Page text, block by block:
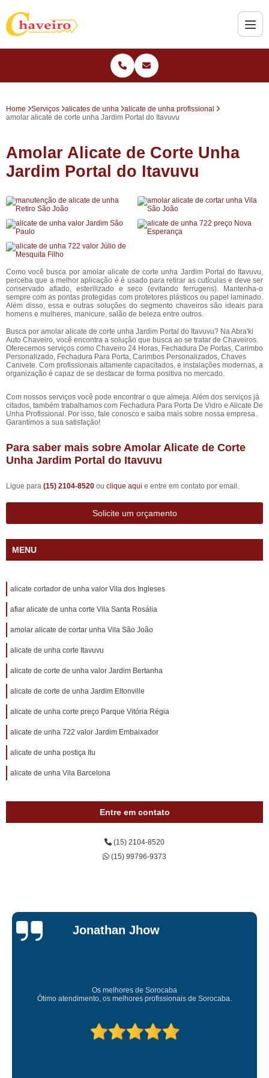
Home Serviços alicates de unha
alicate de unha profissional
amolar alicate de corte unha Jardim Portal do Itavuvu
Amolar Alicate de Corte Unha
Jardim Portal do Itavuvu
Como você busca por amolar alicate de corte unha Jardim Portal do Itavuvu,
perceba que a melhor aplicação é é usado para retirar as cutículas e deve ser
conservado afiado, esterilizado e seco (evitando ferrugens). Mantenha-o
sempre com as pontas protegidas com protetores plásticos ou papel laminado.
Além disso, essa e outras soluções do segmento chaveiros são ideais para
homens e mulheres, manicure, salão de beleza entre outros.
Busca por amolar alicate de corte unha Jardim Portal do Itavuvu? Na Abra'ki
Auto Chaveiro, você encontra a solução que busca ao se tratar de Chaveiros.
Oferecemos serviços como Chaveiro 24 Horas, Fechadura De Portas, Carimbo
Personalizado, Fechadura Para Porta, Carimbos Personalizados, Chaves
Canivete. Com profissionais altamente capacitados, e instalações modernas, a
organização é capaz de se destacar de forma positiva no mercado.
Com nossos serviços você pode encontrar o que almeja. Além dos serviços já
citados, também trabalhamos com Fechadura Para Porta De Vidro e Alicate De
Unha Profissional. Por isso, fale conosco e saiba mais sobre nossa empresa.
Garantimos a sua satisfação!
Para saber mais sobre Amolar Alicate de Corte
Unha Jardim Portal do Itavuvu
Ligue para (15) 2104-8520 ou clique aqui e entre em contato por email.
Solicite um orçamento
MENU
alicate cortador de unha valor Vila dos Ingleses
afiar alicate de unha corte Vila Santa Rosália
amolar alicate de cortar unha Vila São João
alicate de unha corte Itavuvu
alicate de corte de unha valor Jardim Bertanha
alicate de corte de unha Jardim Eltonville
alicate de unha corte preço Parque Vitória Régia
alicate de unha 722 valor Jardim Embaixador
alicate de unha postiça Itu
alicate de unha Vila Barcelona
Entre em contato
(15) 2104-8520
(15) 99796-9373
Jessica
Carvalho
Super recomendo!
Amei o atendimento. Preco super bom. Superou minhas expectativas.
Deixou o meu bem super arrumadinhooo recomendo!